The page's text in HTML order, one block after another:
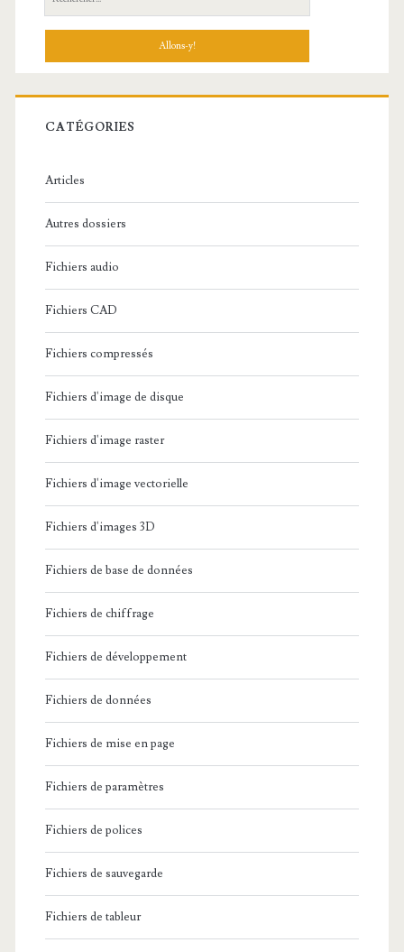
e
h
r
c
:
CATÉGORIES
Articles
Autres dossiers
Fichiers audio
Fichiers CAD
Fichiers compressés
Fichiers d'image de disque
Fichiers d'image raster
Fichiers d'image vectorielle
Fichiers d'images 3D
Fichiers de base de données
Fichiers de chiffrage
Fichiers de développement
Fichiers de données
Fichiers de mise en page
Fichiers de paramètres
Fichiers de polices
Fichiers de sauvegarde
Fichiers de tableur